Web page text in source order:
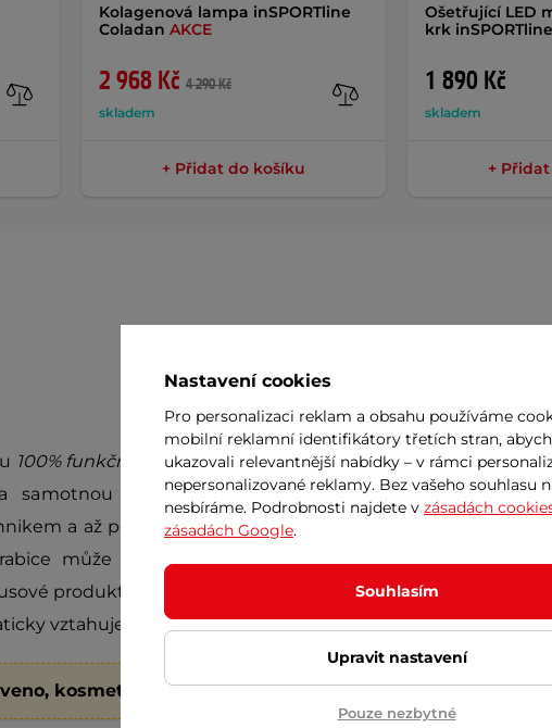
Kolagenová lampa inSPORTline
Coladan AKCE
2 968 Kč 4 290 Kč
skladem
+ Přidat do košíku
Ošetřující LED
krk
1 890 Kč
skladem
+
100% funkční
, ovšem mají určitou drobnou vadu, která
samotnou funkčnost výrobku. Každý výrobek je
a až poté uvolněn k prodeji. Zboží
může jevit známky otevření. Ke zboží
produkty označené v popisu například jako "dárek
vztahuje
dvouletá záruka.
kosmetické vady
Nastavení cookies
Pro personalizaci reklam a obsahu používáme
mobilní reklamní identifikátory třetích stran,
ukazovali relevantnější nabídky – v rámci
nepersonalizované reklamy. Bez vašeho souhlasu
nesbíráme. Podrobnosti najdete v zásadách
zásadách Google.
Souhlasím
Upravit nastavení
Pouze nezbytné